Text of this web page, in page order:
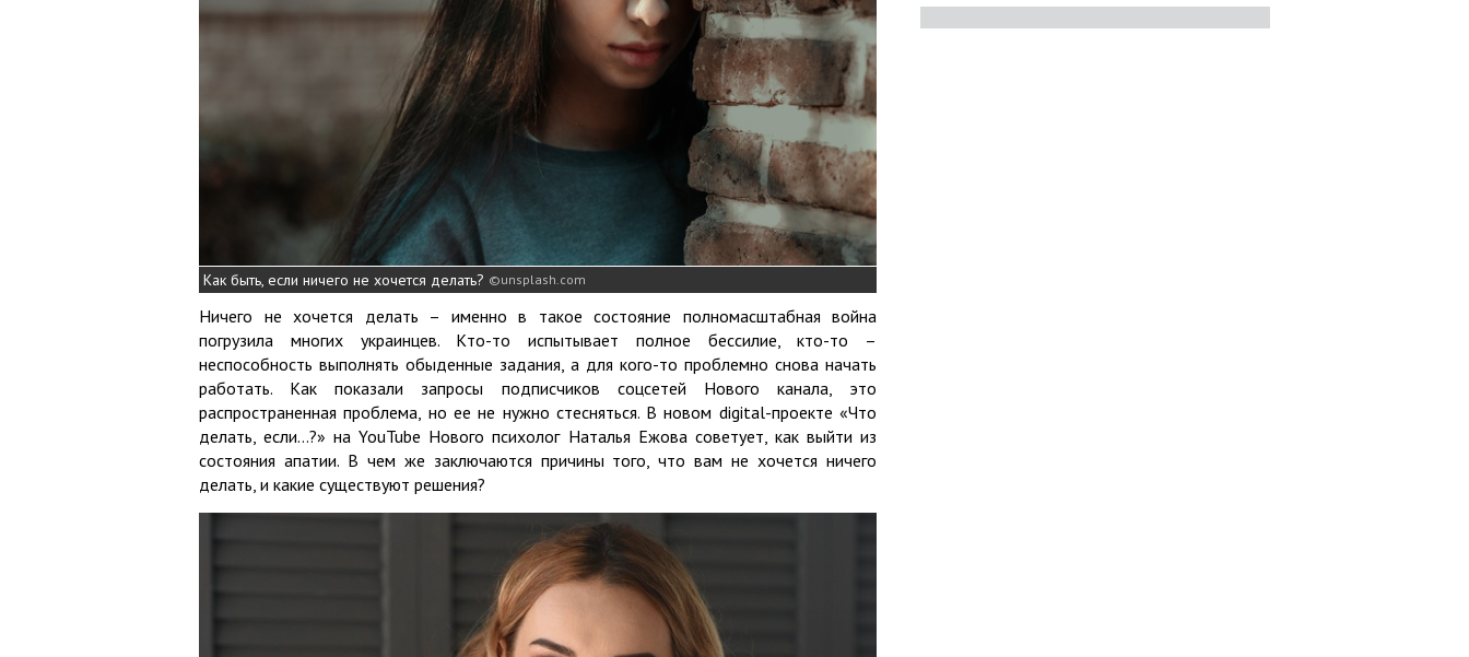
Как быть, если ничего не хочется делать? unsplash.com
Ничего не хочется делать – именно в такое состояние полномасштабная война
погрузила многих украинцев. Кто-то испытывает полное бессилие, кто-то –
неспособность выполнять обыденные задания, а для кого-то проблемно снова начать
работать. Как показали запросы подписчиков соцсетей Нового канала, это
распространенная проблема, но ее не нужно стесняться. В новом digital-проекте «Что
делать, если…?» на YouTube Нового психолог Наталья Ежова советует, как выйти из
состояния апатии. В чем же заключаются причины того, что вам не хочется ничего
делать, и какие существуют решения?